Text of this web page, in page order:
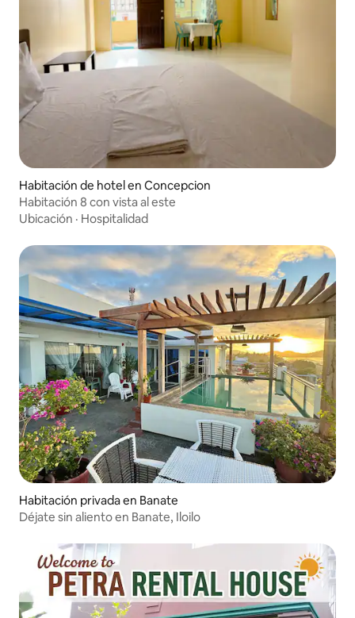
Habitación de hotel en Concepcion
Habitación 8 con vista al este
Ubicación · Hospitalidad
Habitación privada en Banate
Déjate sin aliento en Banate, Iloilo